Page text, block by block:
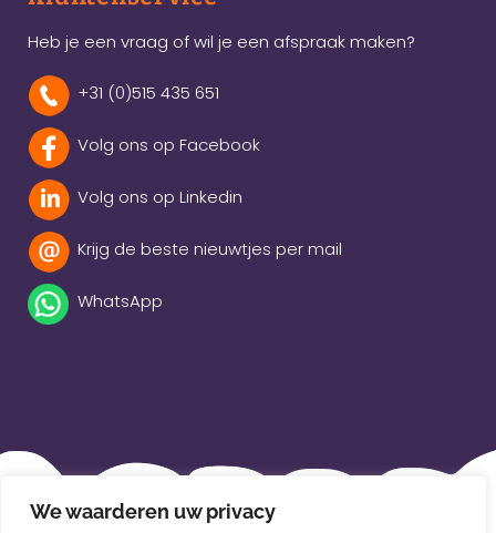
We waarderen uw privacy
Heb je een vraag of wil je een afspraak maken?
+31 (0)515 435 651
Volg ons op Facebook
Volg ons op Linkedin
Krijg de beste nieuwtjes per mail
WhatsApp
Beleidsverklaring